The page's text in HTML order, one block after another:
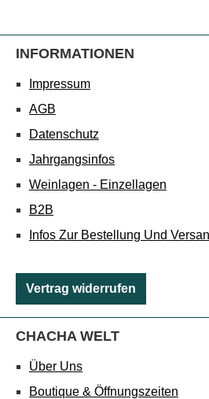
INFORMATIONEN
Impressum
AGB
Datenschutz
Jahrgangsinfos
Weinlagen - Einzellagen
B2B
Infos Zur Bestellung Und
Vertrag widerrufen
CHACHA WELT
Über Uns
Boutique & Öffnungszeiten